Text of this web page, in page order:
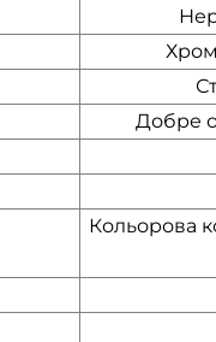
Добре
Кольорова